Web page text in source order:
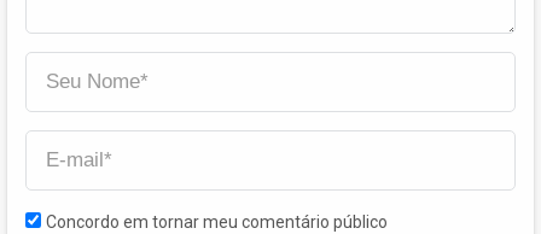
Concordo em tornar meu comentário público